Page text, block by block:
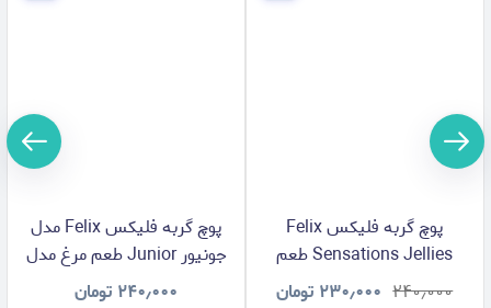
پوچ گربه فلیکس Felix
Sensations Jellies طعم
گوشت و گوجه مدل ژله ای
۲۴۰٫۰۰۰ ۲۳۰٫۰۰۰ تومان
پوچ گربه فلیکس Felix مدل
جونیور Junior طعم مرغ مدل
ژله ای وزن 85 گرم
۲۴۰٫۰۰۰ تومان